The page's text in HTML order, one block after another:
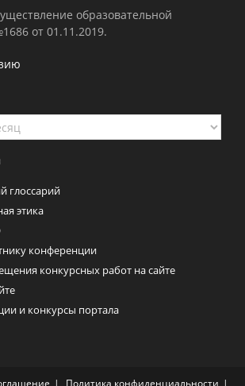
образовательной
от 01.11.2019.
глоссарий
этика
конференции
конкурсных работ на сайте
и конкурсы портала
Политика конфиденциальности